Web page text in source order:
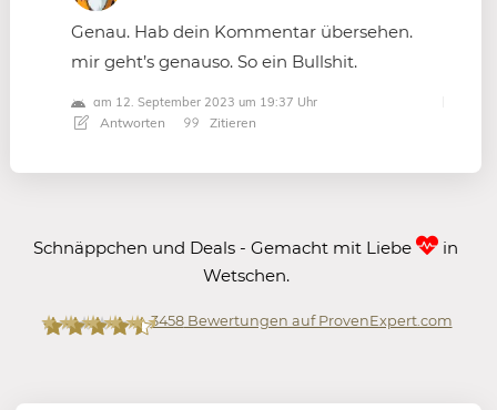
Genau. Hab dein Kommentar übersehen.
mir geht’s genauso. So ein Bullshit.
am 12. September 2023 um 19:37 Uhr
Antworten Zitieren
Schnäppchen und Deals - Gemacht mit Liebe
in
Wetschen.
3458Bewertungen auf ProvenExpert.com